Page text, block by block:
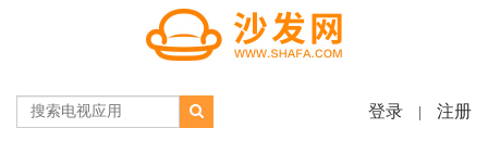
登录 注册